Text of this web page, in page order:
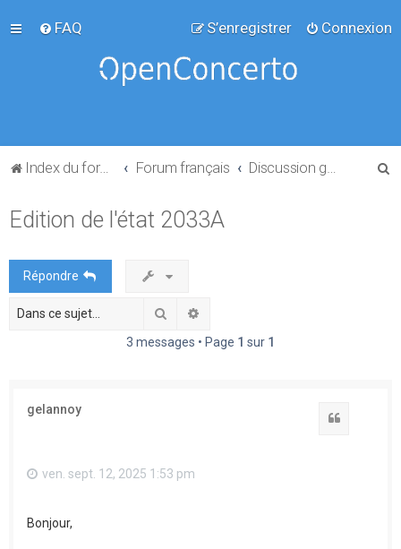
FAQ Connexion
S’enregistrer
Index du forum Forum français
Edition de l'état 2033A
Répondre
Rechercher
3 messages • Page 1 sur 1
gelannoy
ven. sept. 12, 2025 1:53 pm
Bonjour,